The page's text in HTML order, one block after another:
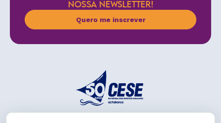
NOSSA NEWSLETTER!
Quero me inscrever